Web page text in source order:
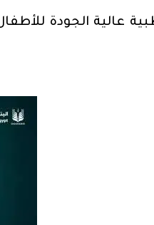
عالية الجودة